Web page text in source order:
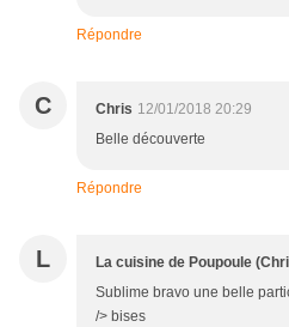
Répondre
C Chris 12/01/2018 20:29
Belle découverte
Répondre
L La cuisine de Poupoule
Sublime bravo une belle
/> bises